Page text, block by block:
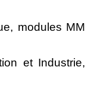
modules MM
et Industrie,